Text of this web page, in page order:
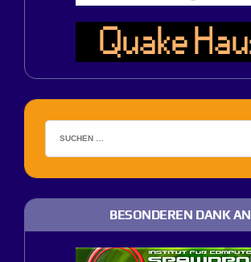
BESONDEREN DANK AN